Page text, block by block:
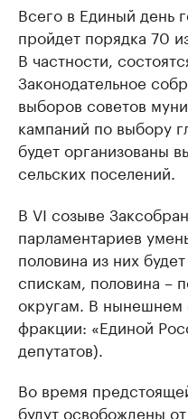
Всего в Единый день
пройдет порядка 70
В частности,
Законодательное
выборов советов
кампаний по выбору
будет организованы
сельских поселений.
В VI созыве
парламентариев
половина из них
спискам, половина –
округам. В нынешнем
фракции: «Единой
депутатов).
Во время
будут освобождены